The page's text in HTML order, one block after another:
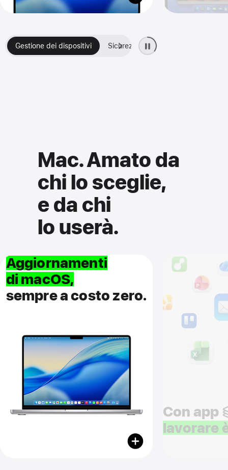
Gestione dei dispositivi Sicurezza
Mac. Amato da
chi lo sceglie,
e da chi
lo userà.
Aggiornamenti
di macOS,
sempre a costo zero.
Con app
lavorare